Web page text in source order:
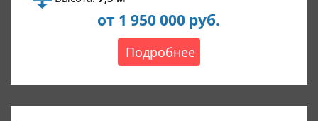
от 1 950 000 руб.
Подробнее